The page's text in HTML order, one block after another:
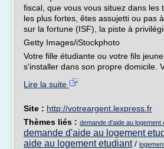
fiscal, que vous vous situez dans les
les plus fortes, êtes assujetti ou pas
sur la fortune (ISF), la piste à
Getty Images/iStockphoto
Votre fille étudiante ou votre fils
s'installer dans son propre domicile.
Lire la suite
Site : http://votreargent.lexpress.fr
Thèmes liés : demande d'aide au logement
demande d'aide au logement
aide au logement etudiant/